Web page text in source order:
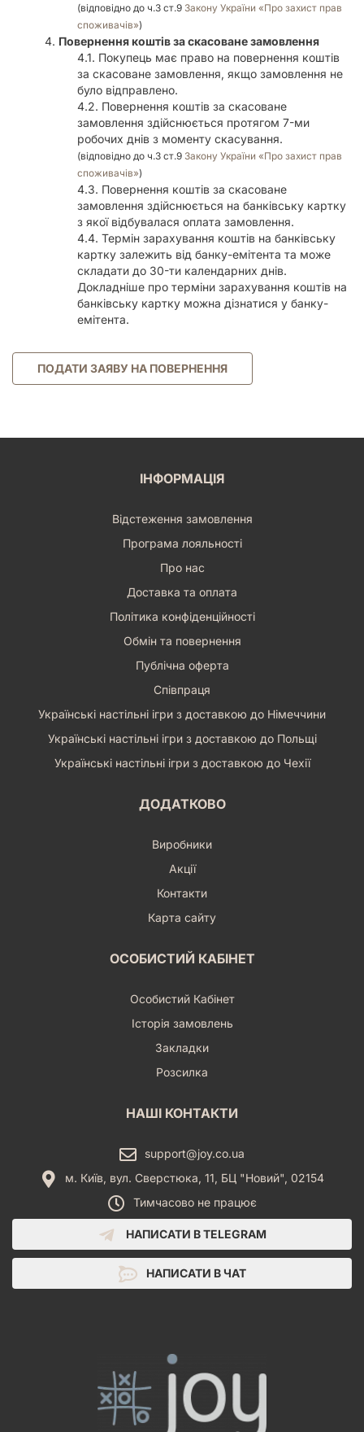
(відповідно до ч.3 ст.9 Закону України «Про захист прав
споживачів»)
Повернення коштів за скасоване замовлення
Покупець має право на повернення коштів
за скасоване замовлення, якщо замовлення не
було відправлено.
Повернення коштів за скасоване
замовлення здійснюється протягом 7-ми
робочих днів з моменту скасування.
(відповідно до ч.3 ст.9 Закону України «Про захист прав
споживачів»)
Повернення коштів за скасоване
замовлення здійснюється на банківську картку
з якої відбувалася оплата замовлення.
Термін зарахування коштів на банківську
картку залежить від банку-емітента та може
складати до 30-ти календарних днів.
Докладніше про терміни зарахування коштів на
банківську картку можна дізнатися у банку-
емітента.
ПОДАТИ ЗАЯВУ НА ПОВЕРНЕННЯ
ІНФОРМАЦІЯ
Відстеження замовлення
Програма лояльності
Про нас
Доставка та оплата
Політика конфіденційності
Обмін та повернення
Публічна оферта
Співпраця
Українські настільні ігри з доставкою до Німеччини
Українські настільні ігри з доставкою до Польщі
Українські настільні ігри з доставкою до Чехії
ДОДАТКОВО
Виробники
Акції
Контакти
Карта сайту
ОСОБИСТИЙ КАБІНЕТ
Особистий Кабінет
Історія замовлень
Закладки
Розсилка
НАШІ КОНТАКТИ
support@joy.co.ua
м. Київ, вул. Сверстюка, 11, БЦ "Новий", 02154
Тимчасово не працює
НАПИСАТИ В TELEGRAM
НАПИСАТИ В ЧАТ